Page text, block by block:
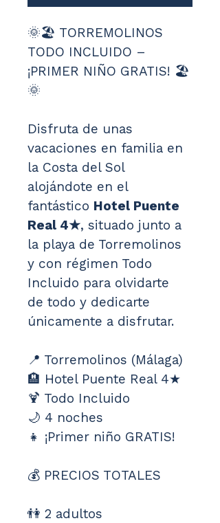
🌞🏖️ TORREMOLINOS
TODO INCLUIDO –
¡PRIMER NIÑO GRATIS! 🏖️
🌞
Disfruta de unas
vacaciones en familia en
la Costa del Sol
alojándote en el
fantástico Hotel Puente
Real 4★, situado junto a
la playa de Torremolinos
y con régimen Todo
Incluido para olvidarte
de todo y dedicarte
únicamente a disfrutar.
📍 Torremolinos (Málaga)
🏨 Hotel Puente Real 4★
🍹 Todo Incluido
🌙 4 noches
👧 ¡Primer niño GRATIS!
💰 PRECIOS TOTALES
👫 2 adultos